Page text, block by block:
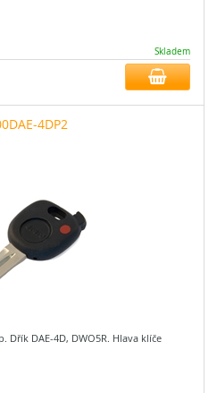
Skladem
4DP2
DAE-4D, DWO5R. Hlava klíče